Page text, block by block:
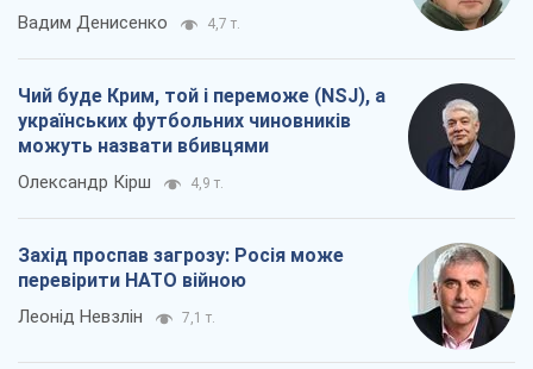
Вадим Денисенко 4,7 т.
Чий буде Крим, той і переможе (NSJ), а
українських футбольних чиновників
можуть назвати вбивцями
Олександр Кірш 4,9 т.
Захід проспав загрозу: Росія може
перевірити НАТО війною
Леонід Невзлін 7,1 т.